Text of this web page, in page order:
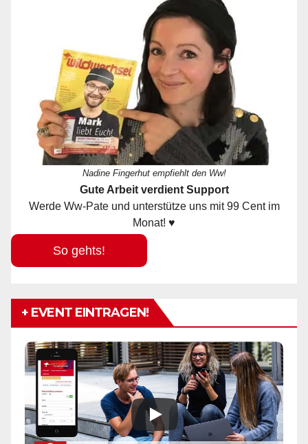
Nadine Fingerhut empfiehlt den Ww!
Gute Arbeit verdient Support
Werde Ww-Pate und unterstütze uns mit 99 Cent im
Monat! ♥
So gehts!
+ EVENT EINTRAGEN!